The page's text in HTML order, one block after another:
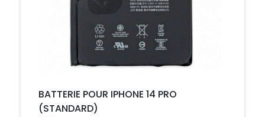
BATTERIE POUR IPHONE 14 PRO
(STANDARD)